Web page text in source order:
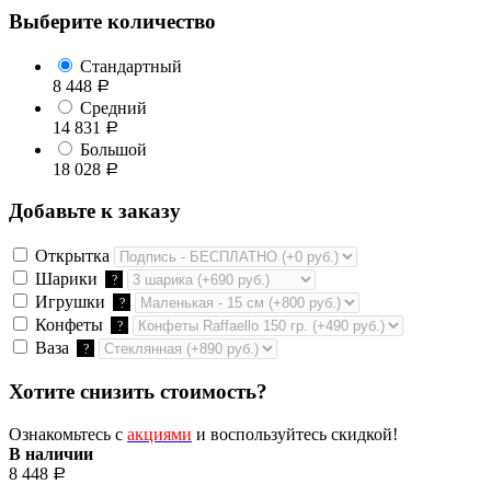
Выберите количество
Стандартный
8 448 Р
Средний
14 831
Р
Большой
18 028 Р
Добавьте к заказу
Открытка
Шарики
?
Игрушки ?
Конфеты ?
Ваза ?
Хотите снизить стоимость?
Ознакомьтесь с акциями и воспользуйтесь скидкой!
В наличии
8 448 Р